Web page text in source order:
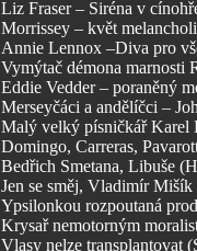
Liz Fraser – Siréna v
Morrissey – květ
Annie Lennox –Diva pro
Vymýtač démona marnosti
Eddie Vedder – poraněný
Merseyčáci a andělíčci –
Malý velký písničkář Karel
Domingo, Carreras,
Bedřich Smetana, Libuše
Jen se směj, Vladimír
Ypsilonkou rozpoutaná
Krysař nemotorným
Vlasy nelze transplantovat